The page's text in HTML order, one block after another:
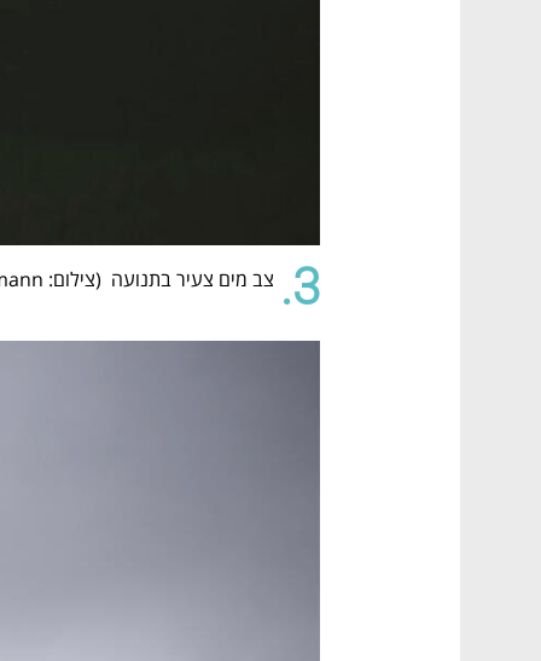
3. צב מים צעיר בתנועה  (צילום: Daniel Flormann